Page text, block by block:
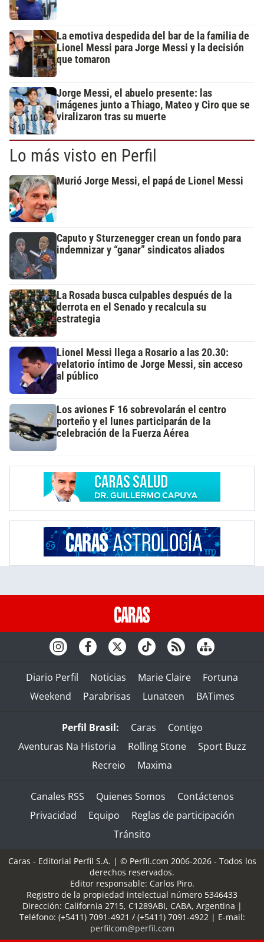
La emotiva despedida del bar de la familia de
Lionel Messi para Jorge Messi y la decisión
que tomaron
Jorge Messi, el abuelo presente: las
imágenes junto a Thiago, Mateo y Ciro que se
viralizaron tras su muerte
Lo más visto en Perfil
Murió Jorge Messi, el papá de Lionel Messi
Caputo y Sturzenegger crean un fondo para
indemnizar y “ganar” sindicatos aliados
La Rosada busca culpables después de la
derrota en el Senado y recalcula su
estrategia
Lionel Messi llega a Rosario a las 20.30:
velatorio íntimo de Jorge Messi, sin acceso
al público
Los aviones F 16 sobrevolarán el centro
porteño y el lunes participarán de la
celebración de la Fuerza Aérea
Diario Perfil Noticias Marie Claire
Fortuna
Weekend
Parabrisas Lunateen BATimes
Perfil Brasil: Caras
Contigo
Aventuras Na Historia
Rolling Stone
Sport Buzz
Recreio
Maxima
Canales RSS Quienes Somos
Contáctenos
Privacidad
Equipo
Reglas de participación
Tránsito
Caras - Editorial Perfil S.A. | © Perfil.com 2006-2026 - Todos los
derechos reservados.
Editor responsable: Carlos Piro.
Registro de la propiedad intelectual número 5346433
Dirección: California 2715, C1289ABI, CABA, Argentina |
Teléfono: (+5411) 7091-4921 / (+5411) 7091-4922 | E-mail:
perfilcom@perfil.com